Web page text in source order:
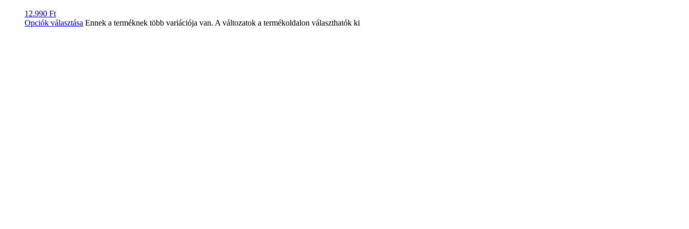
12.990 Ft
Opciók választása Ennek a terméknek több variációja van. A változatok a termékoldalon választhatók ki